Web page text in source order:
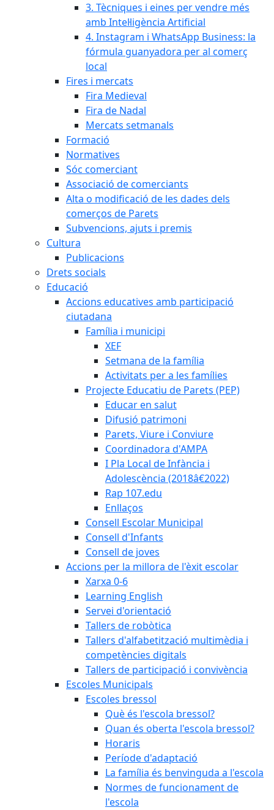
3. Tècniques i eines per vendre més
amb Intel·ligència Artificial
4. Instagram i WhatsApp Business: la
fórmula guanyadora per al comerç
local
Fires i mercats
Fira Medieval
Fira de Nadal
Mercats setmanals
Formació
Normatives
Sóc comerciant
Associació de comerciants
Alta o modificació de les dades dels
comerços de Parets
Subvencions, ajuts i premis
Cultura
Publicacions
Drets socials
Educació
Accions educatives amb participació
ciutadana
Família i municipi
XEF
Setmana de la família
Activitats per a les famílies
Projecte Educatiu de Parets (PEP)
Educar en salut
Difusió patrimoni
Parets, Viure i Conviure
Coordinadora d'AMPA
I Pla Local de Infància i
Adolescència (2018â€2022)
Rap 107.edu
Enllaços
Consell Escolar Municipal
Consell d'Infants
Consell de joves
Accions per la millora de l'èxit escolar
Xarxa 0-6
Learning English
Servei d'orientació
Tallers de robòtica
Tallers d'alfabetització multimèdia i
competències digitals
Tallers de participació i convivència
Escoles Municipals
Escoles bressol
Què és l'escola bressol?
Quan és oberta l'escola bressol?
Horaris
Període d'adaptació
La família és benvinguda a l'escola
Normes de funcionament de
l'escola